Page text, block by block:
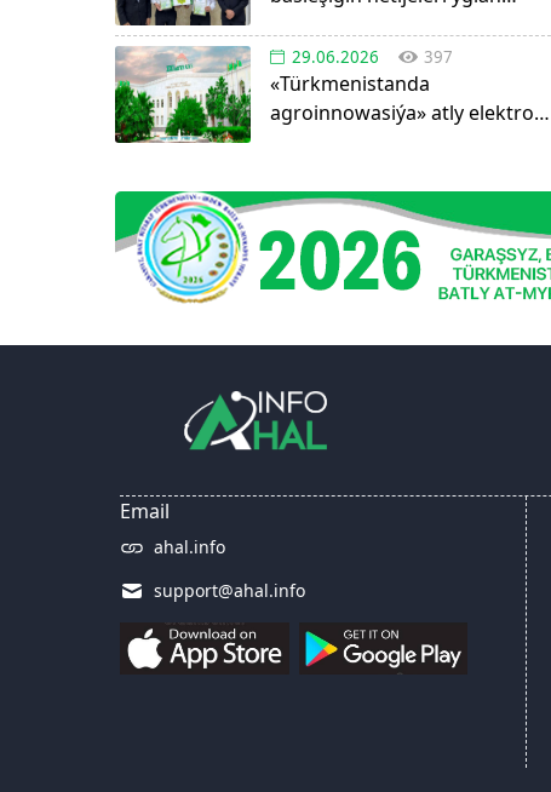
29.06.2026 397
«Türkmenistanda
agroinnowasiýa» atly elektron
Email
ahal.info
support@ahal.info